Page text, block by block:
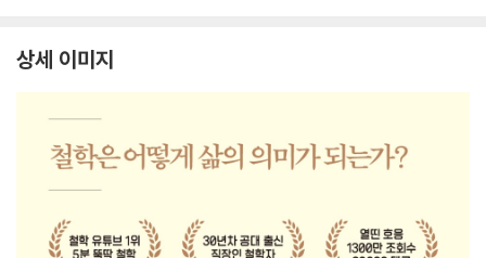
상세 이미지